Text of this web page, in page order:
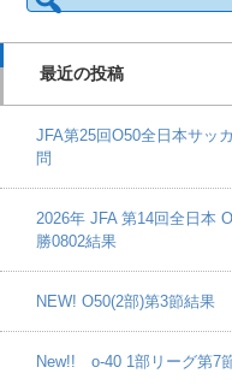
最近の投稿
JFA第25回O50全日本サッ
問
2026年 JFA 第14回全日本
勝0802結果
NEW! O50(2部)第3節結果
New!! o-40 1部リーグ第7